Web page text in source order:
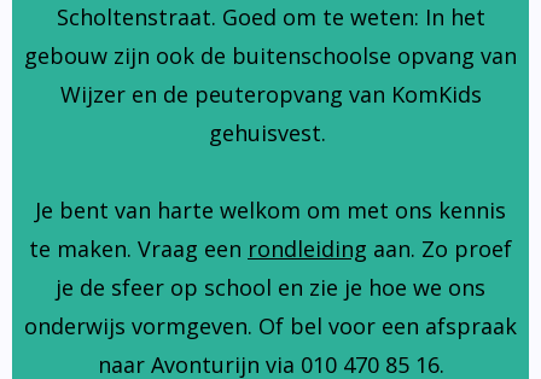
Scholtenstraat. Goed om te weten: In het
gebouw zijn ook de buitenschoolse opvang van
Wijzer en de peuteropvang van KomKids
gehuisvest.
Je bent van harte welkom om met ons kennis
te maken. Vraag een rondleiding aan. Zo proef
je de sfeer op school en zie je hoe we ons
onderwijs vormgeven. Of bel voor een afspraak
naar Avonturijn via 010 470 85 16.